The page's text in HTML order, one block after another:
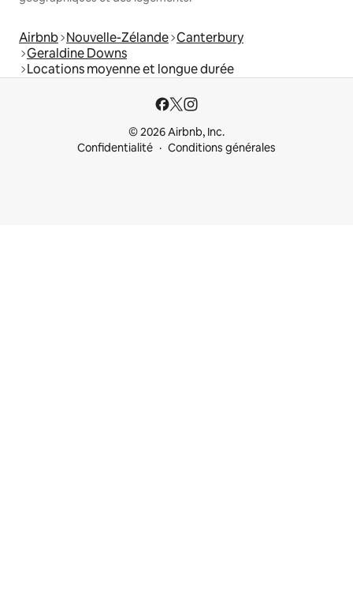
Airbnb Nouvelle-Zélande Canterbury
Geraldine Downs
Locations moyenne et longue durée
© 2026 Airbnb, Inc.
Confidentialité
Conditions générales